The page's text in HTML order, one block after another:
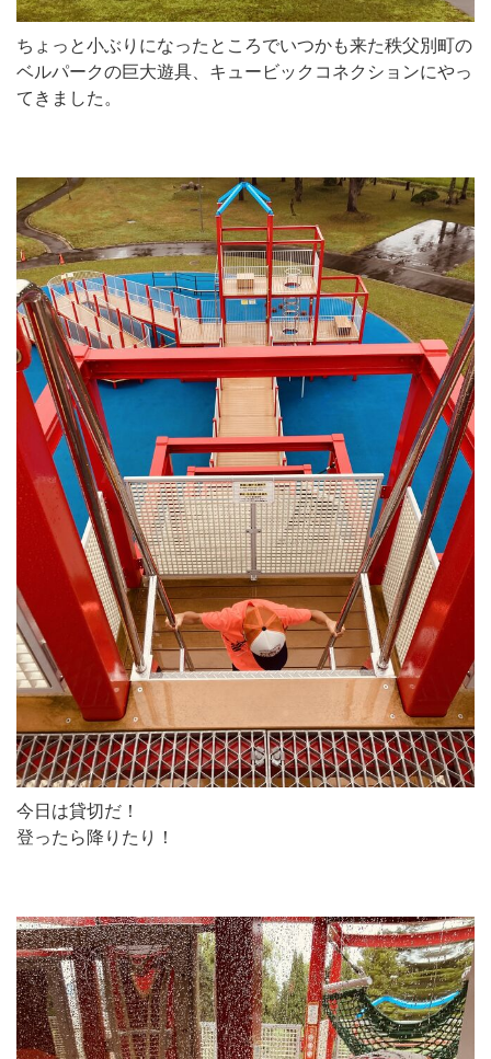
ちょっと小ぶりになったところでいつかも来た秩父別町の
ベルパークの巨大遊具、キュービックコネクションにやっ
てきました。
今日は貸切だ！
登ったら降りたり！